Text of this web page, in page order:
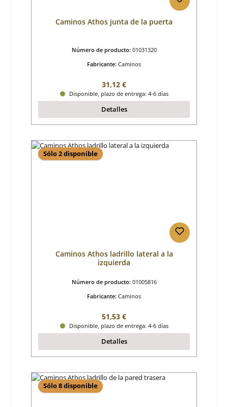
Caminos Athos junta de la puerta
Número de producto: 01031320
Fabricante: Caminos
Precio normal:
31,12 €
Disponible, plazo de entrega: 4-6 días
Detalles
Sólo 2 disponible
Caminos Athos ladrillo lateral a la
izquierda
Número de producto: 01005816
Fabricante: Caminos
Precio normal:
51,53 €
Disponible, plazo de entrega: 4-6 días
Detalles
Sólo 8 disponible